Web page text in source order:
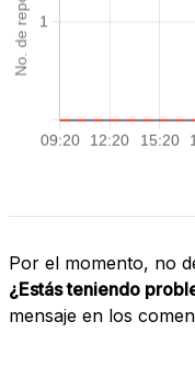
Por el momento, no
¿Estás teniendo
mensaje en los